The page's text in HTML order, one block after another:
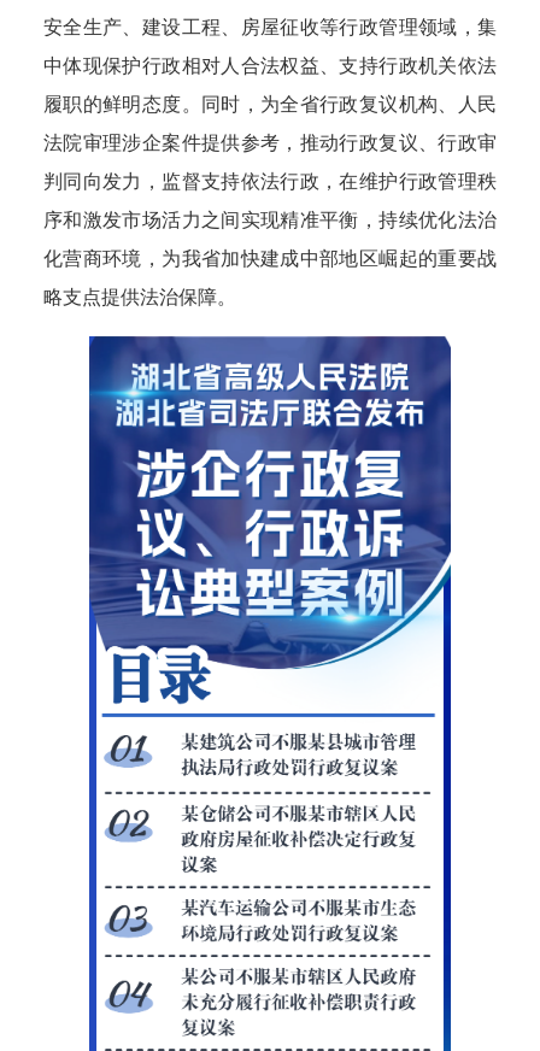
安全生产、建设工程、房屋征收等行政管理领域，集
中体现保护行政相对人合法权益、支持行政机关依法
履职的鲜明态度。同时，为全省行政复议机构、人民
法院审理涉企案件提供参考，推动行政复议、行政审
判同向发力，监督支持依法行政，在维护行政管理秩
序和激发市场活力之间实现精准平衡，持续优化法治
化营商环境，为我省加快建成中部地区崛起的重要战
略支点提供法治保障。